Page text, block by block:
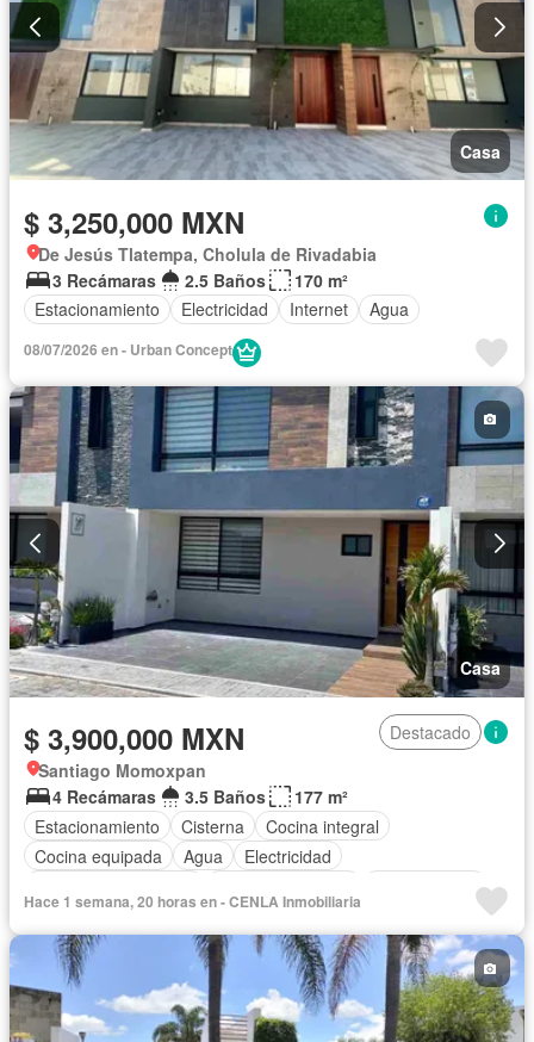
Casa
$ 3,250,000 MXN
De Jesús Tlatempa, Cholula de Rivadabia
3 Recámaras
2.5 Baños
170 m²
Estacionamiento
Electricidad Internet Agua
08/07/2026 en - Urban Concept
Casa
$ 3,900,000 MXN
Destacado
Santiago Momoxpan
4 Recámaras
3.5 Baños
177 m²
Estacionamiento
Cisterna
Cocina integral
Cocina equipada
Agua
Electricidad
Sin amueblar
Hace 1 semana, 20 horas en - CENLA Inmobiliaria